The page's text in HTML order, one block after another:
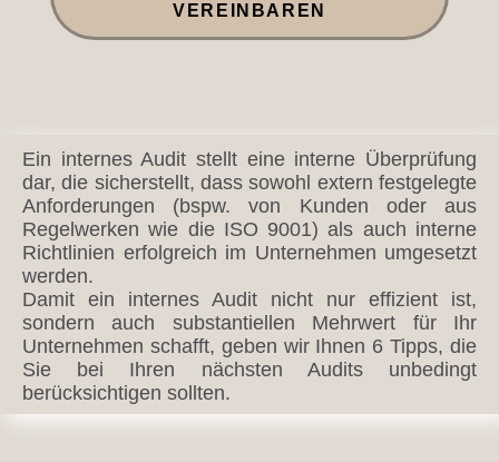
VEREINBAREN
Ein internes Audit stellt eine interne Überprüfung
dar, die sicherstellt, dass sowohl extern festgelegte
Anforderungen (bspw. von Kunden oder aus
Regelwerken wie die ISO 9001) als auch interne
Richtlinien erfolgreich im Unternehmen umgesetzt
werden.
Damit ein internes Audit nicht nur effizient ist,
sondern auch substantiellen Mehrwert für Ihr
Unternehmen schafft, geben wir Ihnen 6 Tipps, die
Sie bei Ihren nächsten Audits unbedingt
berücksichtigen sollten.